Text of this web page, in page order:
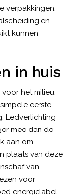
verpakkingen.
en
kunnen
in huis
het milieu,
eerste
Ledverlichting
mee dan de
aan om
plaats van deze
van
voor
energielabel.